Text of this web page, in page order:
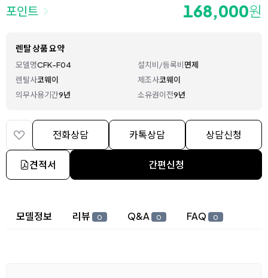
포인트 168,000원
렌탈 상품 요약
모델명CFK-F04 설치비/등록비면제
렌탈사코웨이 제조사코웨이
의무사용기간9년 소유권이전9년
전화상담 카톡상담 상담신청
견적서 간편신청
상세 정보
모델정보 리뷰 0 Q&A 0 FAQ 0